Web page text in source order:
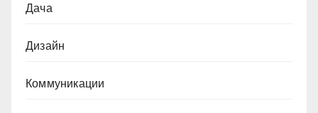
Дача
Дизайн
Коммуникации